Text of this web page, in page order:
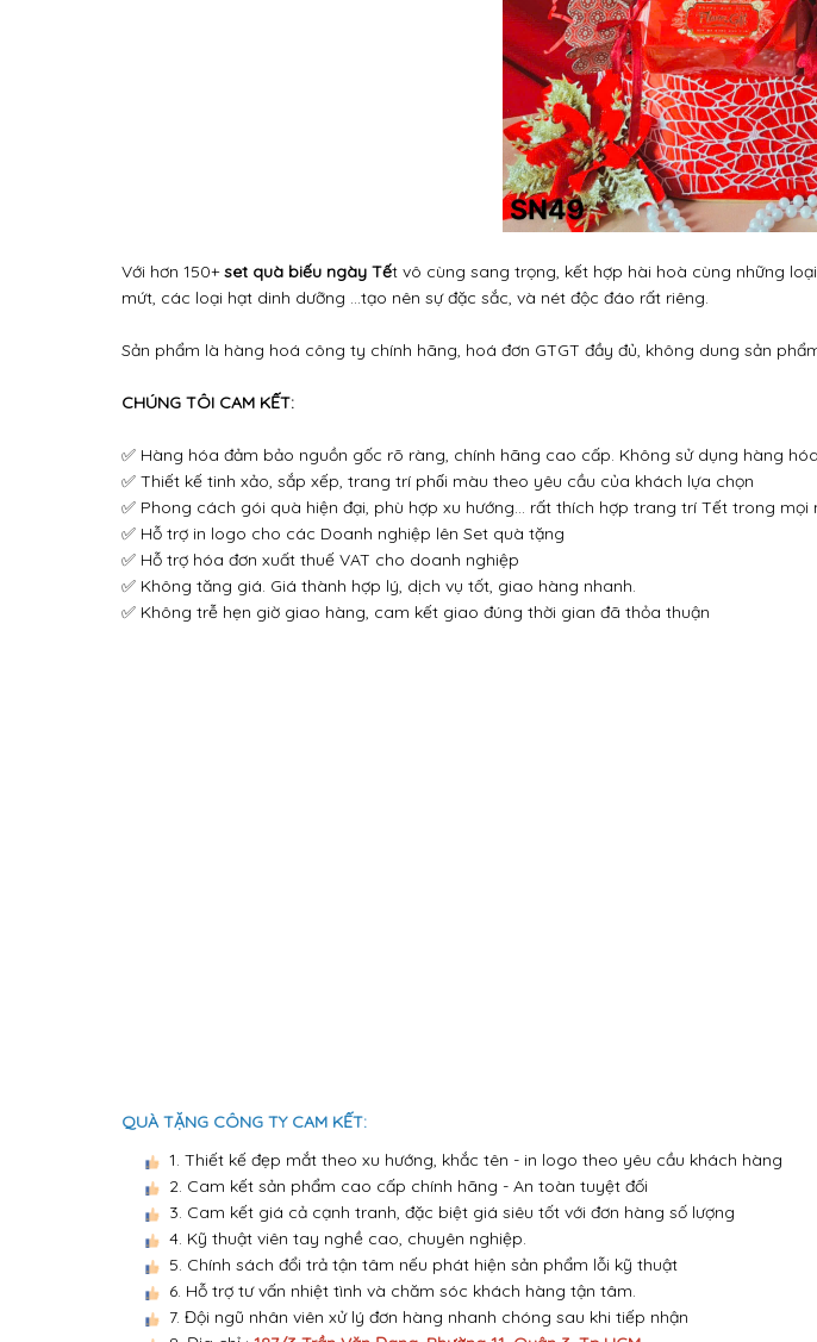
Với hơn 150+set quà biếu ngày Tết vô cùng sang trọng, kết hợp hài hoà cùng những
mứt, các loại hạt dinh dưỡng ...tạo nên sự đặc sắc, và nét độc đáo rất riêng.
Sản phẩm là hàng hoá công ty chính hãng, hoá đơn GTGT đầy đủ, không dung sản
CHÚNG TÔI CAM KẾT:
✅ Hàng hóa đảm bảo nguồn gốc rõ ràng, chính hãng cao cấp. Không sử dụng hàng
✅ Thiết kế tinh xảo, sắp xếp, trang trí phối màu theo yêu cầu của khách lựa chọn
✅ Phong cách gói quà hiện đại, phù hợp xu hướng… rất thích hợp trang trí Tết trong mọi
✅ Hỗ trợ in logo cho các Doanh nghiệp lên Set quà tặng
✅ Hỗ trợ hóa đơn xuất thuế VAT cho doanh nghiệp
✅ Không tăng giá. Giá thành hợp lý, dịch vụ tốt, giao hàng nhanh.
✅ Không trễ hẹn giờ giao hàng, cam kết giao đúng thời gian đã thỏa thuận
QUÀ TẶNG CÔNG TY CAM KẾT:
1. Thiết kế đẹp mắt theo xu hướng, khắc tên - in logo theo yêu cầu khách hàng
2. Cam kết sản phẩm cao cấp chính hãng - An toàn tuyệt đối
3. Cam kết giá cả cạnh tranh, đặc biệt giá siêu tốt với đơn hàng số lượng
4. Kỹ thuật viên tay nghề cao, chuyên nghiệp.
5. Chính sách đổi trả tận tâm nếu phát hiện sản phẩm lỗi kỹ thuật
6. Hỗ trợ tư vấn nhiệt tình và chăm sóc khách hàng tận tâm.
7. Đội ngũ nhân viên xử lý đơn hàng nhanh chóng sau khi tiếp nhận